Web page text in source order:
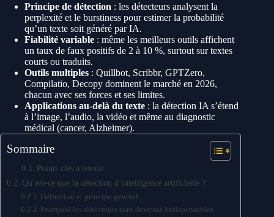
Principe de détection : les détecteurs analysent la
perplexité et le burstiness pour estimer la probabilité
qu’un texte soit généré par IA.
Fiabilité variable : même les meilleurs outils affichent
un taux de faux positifs de 2 à 10 %, surtout sur textes
courts ou traduits.
Outils multiples : Quillbot, Scribbr, GPTZero,
Compilatio, Decopy dominent le marché en 2026,
chacun avec ses forces et ses limites.
Applications au-delà du texte : la détection IA s’étend
à l’image, l’audio, la vidéo et même au diagnostic
médical (cancer, Alzheimer).
Sommaire
Points clés à retenir
Qu’est-ce que la détection d’intelligence artificielle ?
Définition et principe général
Pourquoi les détecteurs sont devenus indispensables